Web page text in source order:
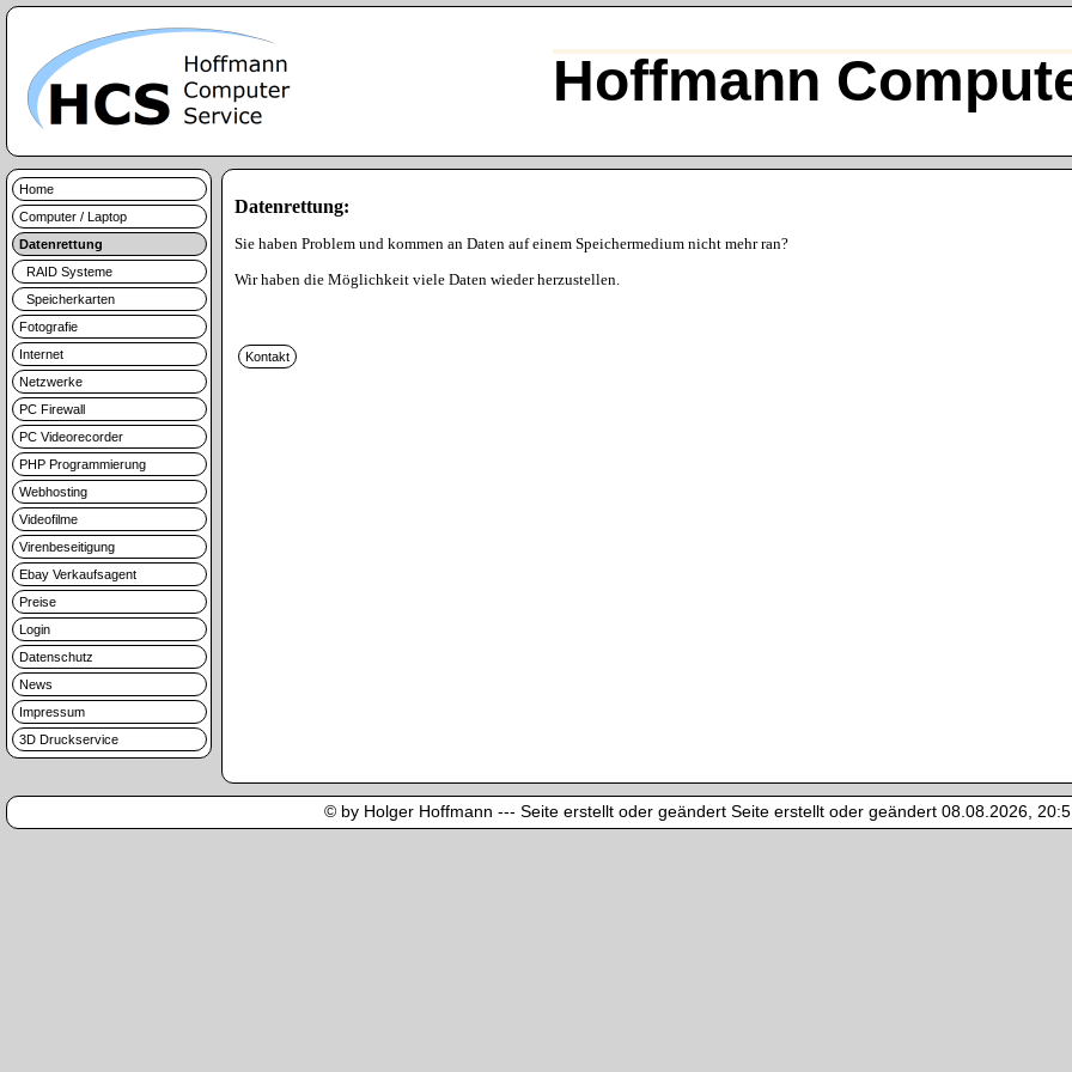
Hoffmann
Home
Computer / Laptop
Datenrettung
RAID Systeme
Speicherkarten
Fotografie
Internet
Netzwerke
PC Firewall
PC Videorecorder
PHP Programmierung
Webhosting
Videofilme
Virenbeseitigung
Ebay Verkaufsagent
Preise
Login
Datenschutz
News
Impressum
3D Druckservice
Datenrettung:
Sie haben Problem und kommen an Daten auf einem Speichermedium nicht mehr ran?
Wir haben die Möglichkeit viele Daten wieder herzustellen.
© by Holger Hoffmann --- Seite erstellt oder geändert Seite erstellt oder geändert 08.08.2026,